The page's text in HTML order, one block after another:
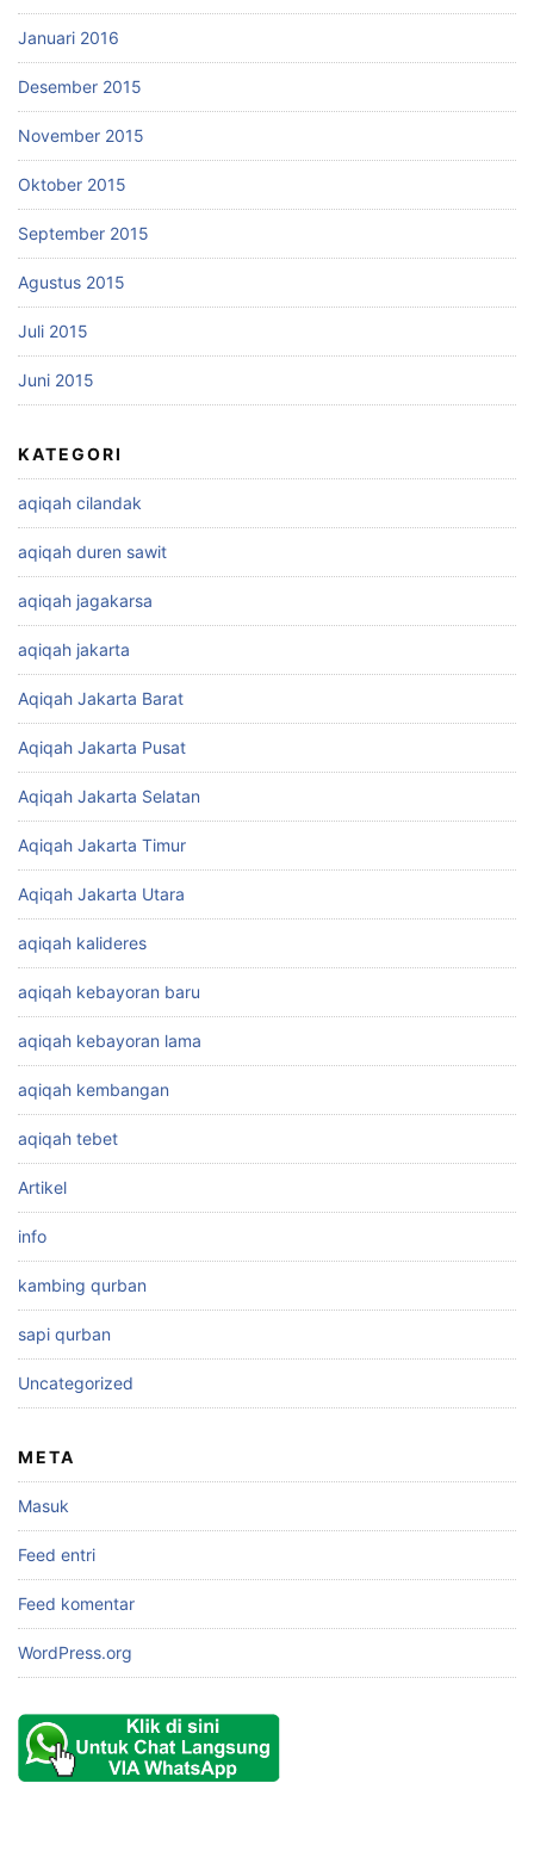
Januari 2016
Desember 2015
November 2015
Oktober 2015
September 2015
Agustus 2015
Juli 2015
Juni 2015
KATEGORI
aqiqah cilandak
aqiqah duren sawit
aqiqah jagakarsa
aqiqah jakarta
Aqiqah Jakarta Barat
Aqiqah Jakarta Pusat
Aqiqah Jakarta Selatan
Aqiqah Jakarta Timur
Aqiqah Jakarta Utara
aqiqah kalideres
aqiqah kebayoran baru
aqiqah kebayoran lama
aqiqah kembangan
aqiqah tebet
Artikel
info
kambing qurban
sapi qurban
Uncategorized
META
Masuk
Feed entri
Feed komentar
WordPress.org